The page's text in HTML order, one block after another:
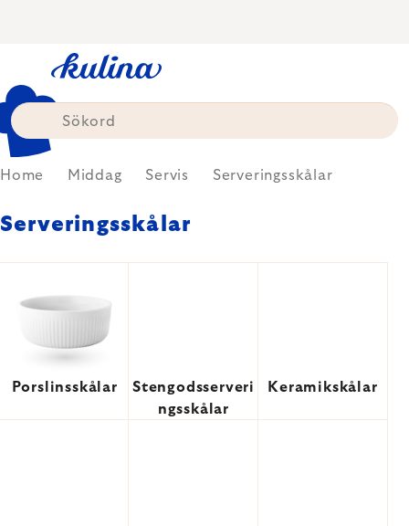
Home Middag Servis Serveringsskålar
Serveringsskålar
Porslinsskålar
Stengodsserveri
ngsskålar
Keramikskålar